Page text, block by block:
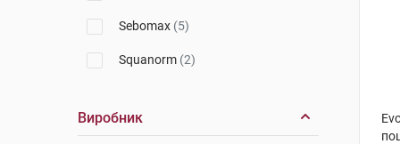
Parusan
Sebomax (5)
Squanorm (2)
DS Hair
Виробник